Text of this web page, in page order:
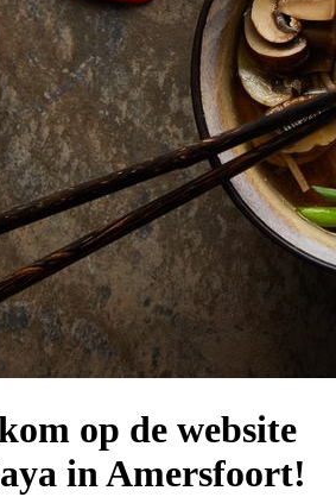
op de website
in Amersfoort!